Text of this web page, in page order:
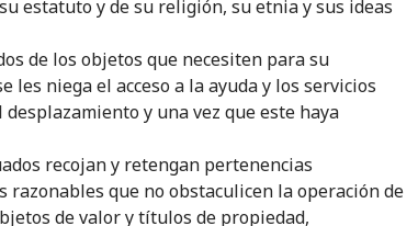
estatuto y de su religión, su etnia y sus ideas
de los objetos que necesiten para su
les niega el acceso a la ayuda y los servicios
y una vez que este haya
recojan y retengan pertenencias
razonables que no obstaculicen la operación de
de valor y títulos de propiedad,